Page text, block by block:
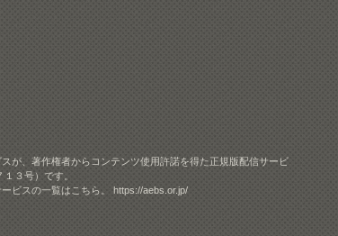
が、著作権者からコンテンツ使用許諾を得た正規版配信サービ
３号）です。
ビスの一覧はこちら。 https://aebs.or.jp/